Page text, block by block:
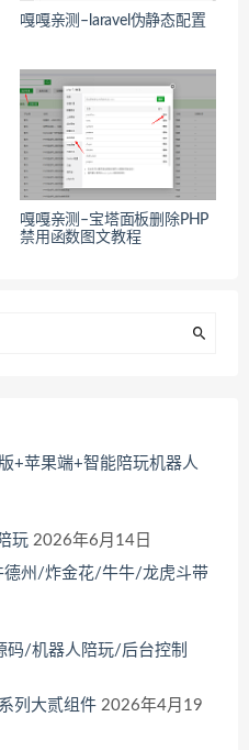
嘎嘎亲测–laravel伪静态配置
嘎嘎亲测–宝塔面板删除PHP
禁用函数图文教程
+苹果端+智能陪玩机器人
玩 2026年6月14日
德州/炸金花/牛牛/龙虎斗带
码/机器人陪玩/后台控制
列大贰组件 2026年4月19